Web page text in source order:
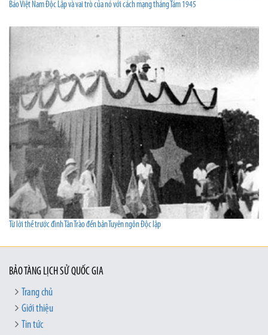
Báo Việt Nam Độc Lập và vai trò của nó với cách mạng tháng Tám 1945
Từ lời thề trước đình Tân Trào đến bản Tuyên ngôn Độc lập
BẢO TÀNG LỊCH SỬ QUỐC GIA
Trang chủ
Giới thiệu
Tin tức